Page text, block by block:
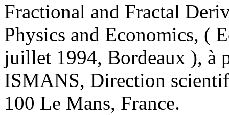
Fractional and Fractal
Physics and Economics, (
juillet 1994, Bordeaux ), à
ISMANS, Direction
100 Le Mans, France.